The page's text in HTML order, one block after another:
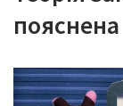
пояснена